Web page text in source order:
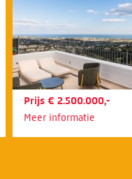
Prijs € 2.500.000,-
Meer informatie